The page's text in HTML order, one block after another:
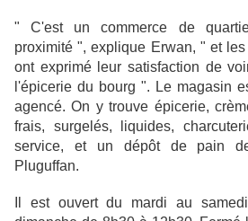
" C'est un commerce de
proximité ", explique Erwan, " et
ont exprimé leur satisfaction de
l'épicerie du bourg ". Le magasin
agencé. On y trouve épicerie,
frais, surgelés, liquides,
service, et un dépôt de pain
Pluguffan.
Il est ouvert du mardi au